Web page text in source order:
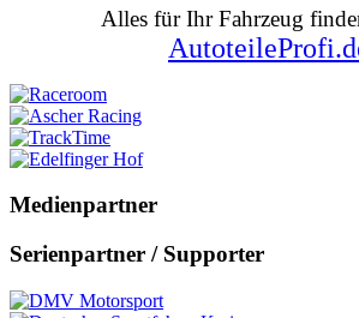
Alles für Ihr Fahrzeug
Medienpartner
Serienpartner / Supporter